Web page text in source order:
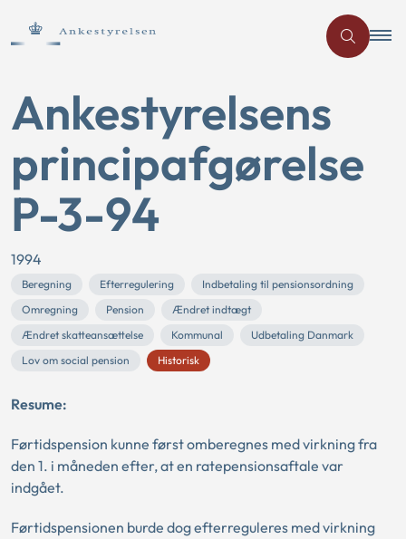
Ankestyrelsens
principafgørelse
P-3-94
1994
Beregning Efterregulering
Indbetaling til pensionsordning
Omregning
Pension
Ændret indtægt
Ændret skatteansættelse
Kommunal
Udbetaling Danmark
Lov om social pension
Historisk
Resume:
Førtidspension kunne først omberegnes med virkning fra
den 1. i måneden efter, at en ratepensionsaftale var
indgået.
Førtidspensionen burde dog efterreguleres med virkning